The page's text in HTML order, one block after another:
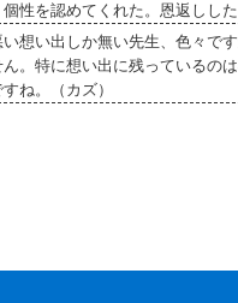
性を認めてくれた。恩返しし
想い出しか無い先生、色々で
。特に想い出に残っているの
ね。（カズ）